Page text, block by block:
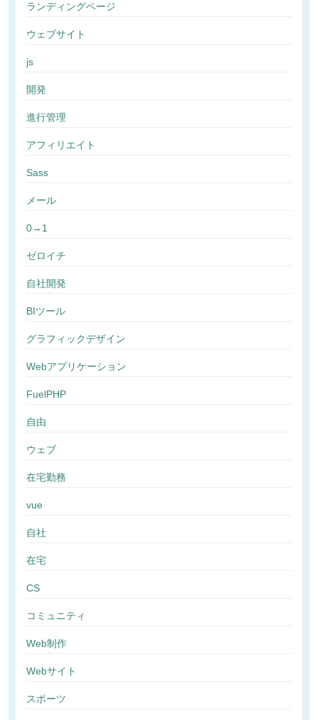
ランディングページ
ウェブサイト
js
開発
進行管理
アフィリエイト
Sass
メール
0→1
ゼロイチ
自社開発
BIツール
グラフィックデザイン
Webアプリケーション
FuelPHP
自由
ウェブ
在宅勤務
vue
自社
在宅
CS
コミュニティ
Web制作
Webサイト
スポーツ